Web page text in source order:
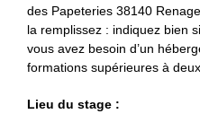
des Papeteries 38140
la remplissez : indiquez bien
vous avez besoin d’un
formations supérieures à
Lieu du stage :